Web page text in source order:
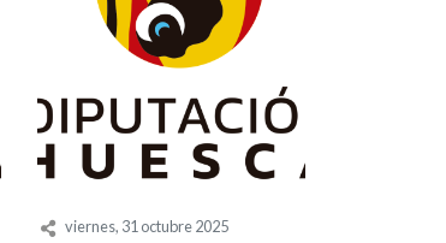
viernes, 31 octubre 2025